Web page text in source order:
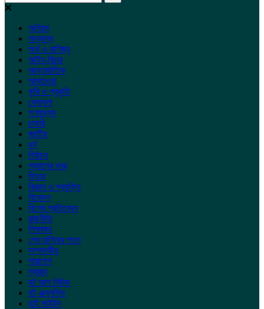
অনিয়ম
অন্যান্য
অর্থ ও বাণিজ্য
আইন-বিচার
আন্তর্জাতিক
আবহাওয়া
কৃষি ও প্রকৃতি
খেলাধুলা
গণমাধ্যম
চাকরি
জাতীয়
ধর্ম
নির্বাচন
প্রবাসের খবর
ফিচার
বিজ্ঞান ও প্রযুক্তি
বিনোদন
বিশেষ প্রতিবেদন
রাজনীতি
শিক্ষাঙ্গন
শেখ হাসিনার পতন
সম্পাদকীয়
সারাদেশ
স্বাস্থ্য
হট আপ নিউজ
হট এক্সলুসিভ
হাই লাইটস